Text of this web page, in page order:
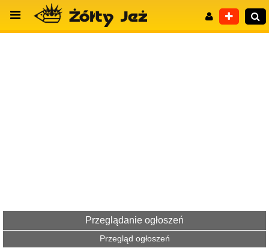
Przeglądanie ogłoszeń
Przegląd ogłoszeń